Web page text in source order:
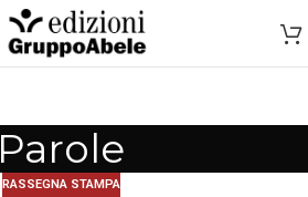
Parole
RASSEGNA STAMPA